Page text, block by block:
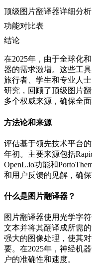
顶级图片翻译器详细分析
功能对比表
结论
在2025年，由于全球化
器的需求激增。这些工
旅行者、学生和专业人
研究，回顾了顶级图片
多个权威来源，确保全面
方法论和来源
评估基于领先技术平台
年初。主要来源包括
OpenL.io功能和
和用户反馈的见解，确保
什么是图片翻译器？
图片翻译器使用光学字
文本并将其翻译成所需
强大的图像处理，使其
要。在2025年，神经机
户的准确性和速度。